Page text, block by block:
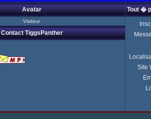
Avatar Tout �
Visiteur
Site
Contact TiggsPanther